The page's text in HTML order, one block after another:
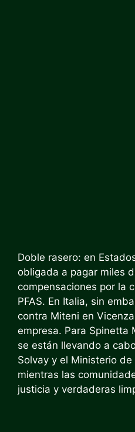
Doble rasero: en
obligada a pagar miles
compensaciones por la
PFAS. En Italia, sin
contra Miteni en
empresa. Para Spinetta
se están llevando a
Solvay y el Ministerio
mientras las
justicia y verdaderas